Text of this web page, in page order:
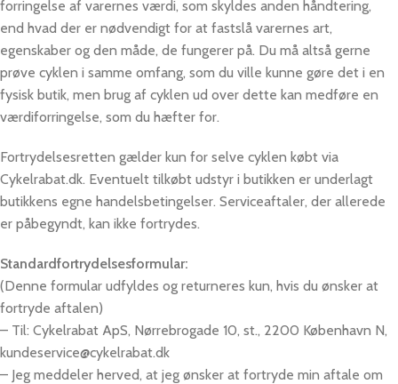
forringelse af varernes værdi, som skyldes anden håndtering,
end hvad der er nødvendigt for at fastslå varernes art,
egenskaber og den måde, de fungerer på. Du må altså gerne
prøve cyklen i samme omfang, som du ville kunne gøre det i en
fysisk butik, men brug af cyklen ud over dette kan medføre en
værdiforringelse, som du hæfter for.
Fortrydelsesretten gælder kun for selve cyklen købt via
Cykelrabat.dk. Eventuelt tilkøbt udstyr i butikken er underlagt
butikkens egne handelsbetingelser. Serviceaftaler, der allerede
er påbegyndt, kan ikke fortrydes.
Standardfortrydelsesformular:
(Denne formular udfyldes og returneres kun, hvis du ønsker at
fortryde aftalen)
– Til: Cykelrabat ApS, Nørrebrogade 10, st., 2200 København N,
kundeservice@cykelrabat.dk
– Jeg meddeler herved, at jeg ønsker at fortryde min aftale om